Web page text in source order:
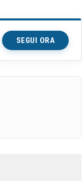
SEGUI ORA